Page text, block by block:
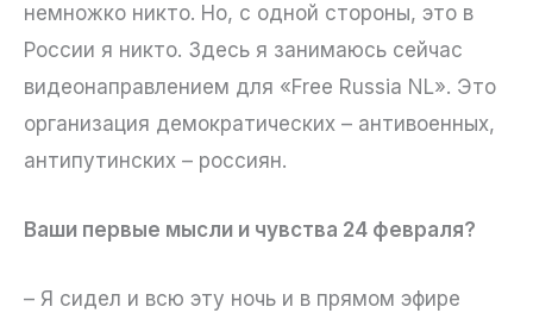
немножко никто. Но, с одной стороны, это в
России я никто. Здесь я занимаюсь сейчас
видеонаправлением для «Free Russia NL». Это
организация демократических – антивоенных,
антипутинских – россиян.
Ваши первые мысли и чувства 24 февраля?
– Я сидел и всю эту ночь и в прямом эфире